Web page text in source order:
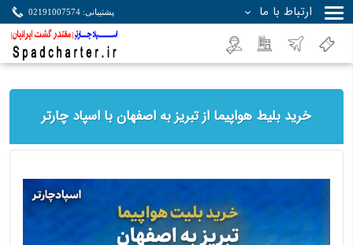
ارتباط با ما پشتیبانی: 02191007574
خرید بلیط هواپیما از تبریز به اصفهان با اسپاد چارتر